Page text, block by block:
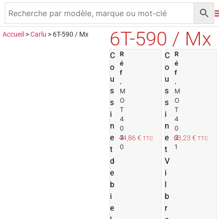
Accueil >Carlu > 6T-590 / Mx 6T-590 / Mx
C
o
u
s
s
i
n
e
t
d
e
b
i
e
R
é
f
.
M
O
T
4
0
3
0
44,86 € TTC
A
o
e
u
p
a
n
e
C
o
u
s
s
i
n
e
t
V
i
l
b
r
R
é
f
.
M
O
T
4
0
3
1
63,23 € TTC